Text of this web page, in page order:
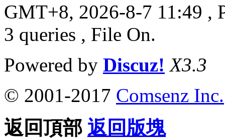
GMT+8, 2026-8-7 11:49 ,
3 queries , File On.
Powered by Discuz! X3.3
© 2001-2017 Comsenz Inc.
返回頂部 返回版塊